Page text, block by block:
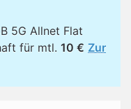
5G Allnet Flat
für mtl. 10 € Zur